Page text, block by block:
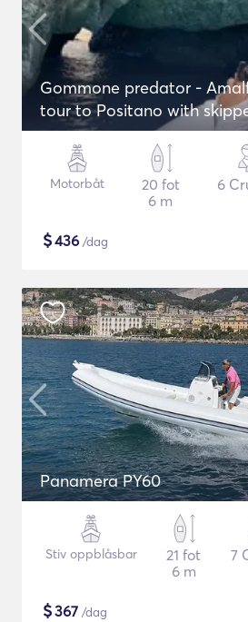
Gommone predator -
tour to Positano with
Motorbåt
20 fot
6 m
6
$436 /dag
Panamera PY60
Stiv oppblåsbar
21 fot
6 m
7
$367 /dag